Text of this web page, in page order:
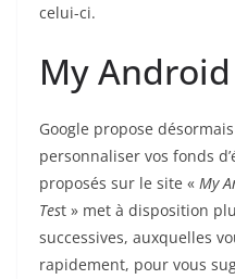
celui-ci.
My
Google propose
personnaliser vos fonds
proposés sur le site « My
Test » met à disposition
successives, auxquelles
rapidement, pour vous